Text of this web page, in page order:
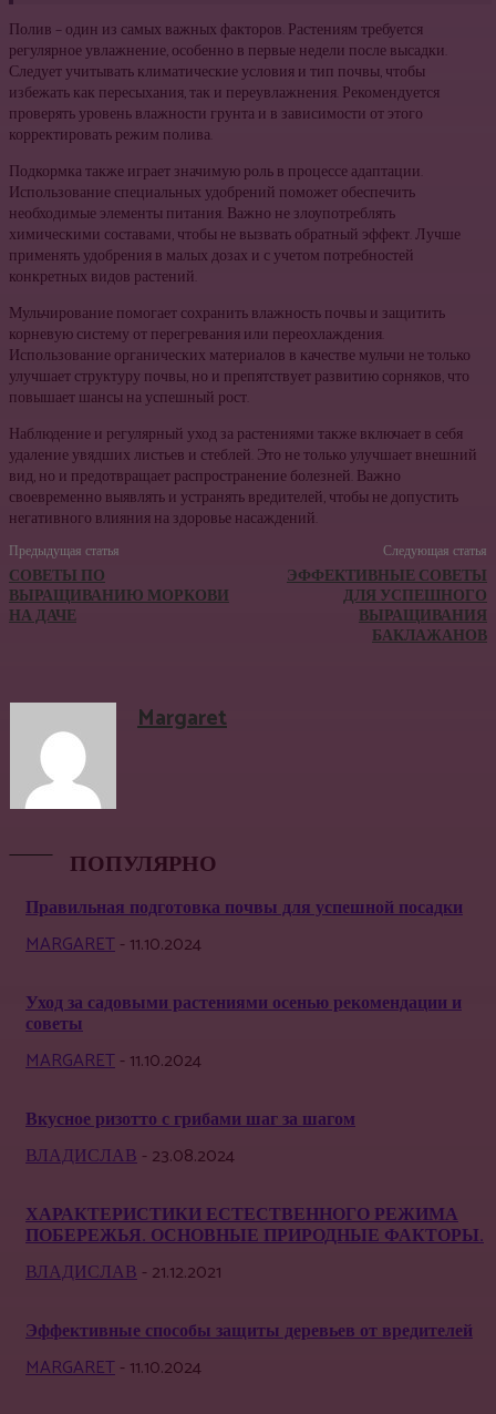
Полив – один из самых важных факторов. Растениям требуется
регулярное увлажнение, особенно в первые недели после высадки.
Следует учитывать климатические условия и тип почвы, чтобы
избежать как пересыхания, так и переувлажнения. Рекомендуется
проверять уровень влажности грунта и в зависимости от этого
корректировать режим полива.
Подкормка также играет значимую роль в процессе адаптации.
Использование специальных удобрений поможет обеспечить
необходимые элементы питания. Важно не злоупотреблять
химическими составами, чтобы не вызвать обратный эффект. Лучше
применять удобрения в малых дозах и с учетом потребностей
конкретных видов растений.
Мульчирование помогает сохранить влажность почвы и защитить
корневую систему от перегревания или переохлаждения.
Использование органических материалов в качестве мульчи не только
улучшает структуру почвы, но и препятствует развитию сорняков, что
повышает шансы на успешный рост.
Наблюдение и регулярный уход за растениями также включает в себя
удаление увядших листьев и стеблей. Это не только улучшает внешний
вид, но и предотвращает распространение болезней. Важно
своевременно выявлять и устранять вредителей, чтобы не допустить
негативного влияния на здоровье насаждений.
Предыдущая статья
СОВЕТЫ ПО
ВЫРАЩИВАНИЮ МОРКОВИ
НА ДАЧЕ
Следующая статья
ЭФФЕКТИВНЫЕ СОВЕТЫ
ДЛЯ УСПЕШНОГО
ВЫРАЩИВАНИЯ
БАКЛАЖАНОВ
Margaret
ПОПУЛЯРНО
Правильная подготовка почвы для успешной посадки
MARGARET- 11.10.2024
Уход за садовыми растениями осенью рекомендации и
советы
MARGARET- 11.10.2024
Вкусное ризотто с грибами шаг за шагом
ВЛАДИСЛАВ- 23.08.2024
ХАРАКТЕРИСТИКИ ЕСТЕСТВЕННОГО РЕЖИМА
ПОБЕРЕЖЬЯ. ОСНОВНЫЕ ПРИРОДНЫЕ ФАКТОРЫ.
ВЛАДИСЛАВ- 21.12.2021
Эффективные способы защиты деревьев от вредителей
MARGARET- 11.10.2024